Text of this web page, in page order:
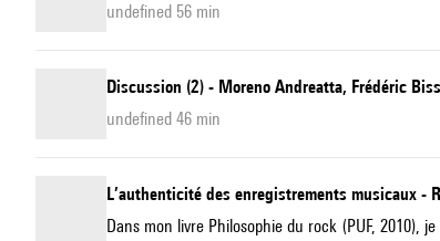
undefined 56 min
Discussion (2) - Moreno Andreatta, Frédéric
undefined 46 min
L’authenticité des enregistrements musicaux -
Dans mon livre Philosophie du rock (PUF, 2010),